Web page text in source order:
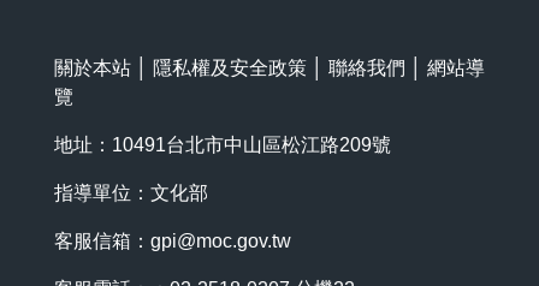
關於本站 隱私權及安全政策 聯絡我們
網站導
覽
地址：10491台北市中山區松江路209號
指導單位：文化部
客服信箱： gpi@moc.gov.tw